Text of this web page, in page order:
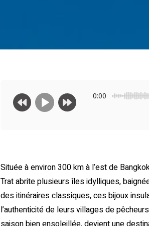
0:00
Située à environ 300 km à l’est de
Trat abrite plusieurs îles idylliques,
des itinéraires classiques, ces bijoux
l’authenticité de leurs villages de